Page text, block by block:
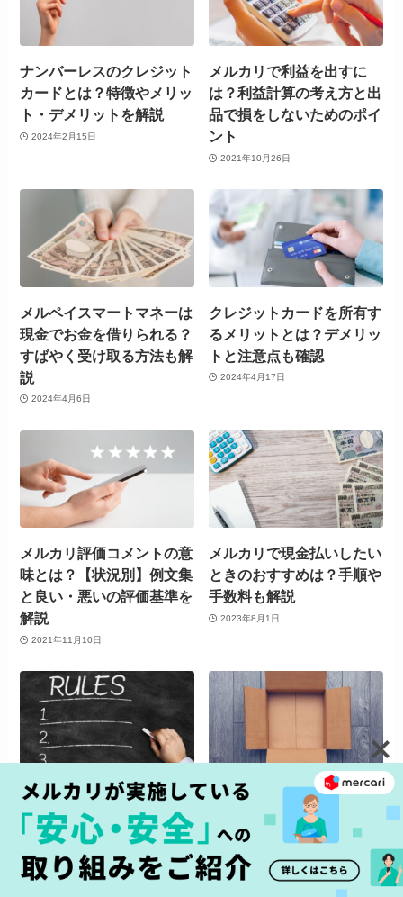
ナンバーレスのクレジット
カードとは？特徴やメリッ
ト・デメリットを解説
2024年2月15日
メルカリで利益を出すに
は？利益計算の考え方と出
品で損をしないためのポイ
ント
2021年10月26日
メルペイスマートマネーは
現金でお金を借りられる？
すばやく受け取る方法も解
説
2024年4月6日
クレジットカードを所有す
るメリットとは？デメリッ
トと注意点も確認
2024年4月17日
メルカリ評価コメントの意
味とは？【状況別】例文集
と良い・悪いの評価基準を
解説
2021年11月10日
メルカリで現金払いしたい
ときのおすすめは？手順や
手数料も解説
2023年8月1日
メルカリのルールとマナー
をチェック。あんしんして
出品・購入するための利用
規約を解説
2022年12月19日
【メルカリ】80サイズの
箱はどこで買える？購入方
法や料金解説、配送方法の
おさらいも
2023年9月11日